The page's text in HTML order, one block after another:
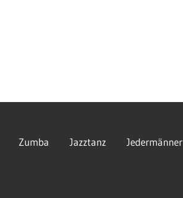
Zumba Jazztanz Jedermänner